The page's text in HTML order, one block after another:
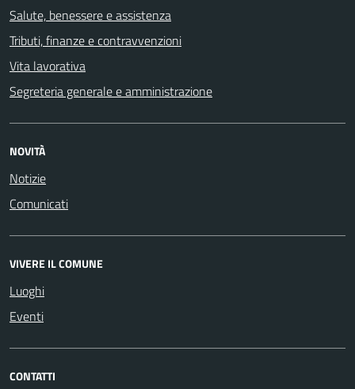
Salute, benessere e assistenza
Tributi, finanze e contravvenzioni
Vita lavorativa
Segreteria generale e amministrazione
NOVITÀ
Notizie
Comunicati
VIVERE IL COMUNE
Luoghi
Eventi
CONTATTI